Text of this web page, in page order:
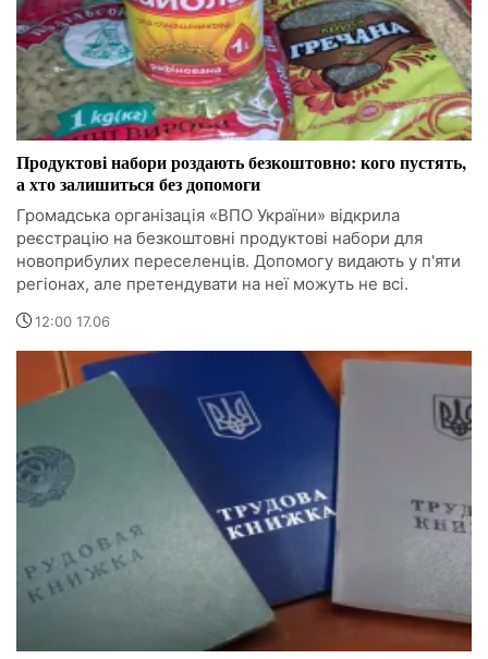
Продуктові набори роздають безкоштовно: кого пустять,
а хто залишиться без допомоги
Громадська організація «ВПО України» відкрила
реєстрацію на безкоштовні продуктові набори для
новоприбулих переселенців. Допомогу видають у п'яти
регіонах, але претендувати на неї можуть не всі.
12:00 17.06